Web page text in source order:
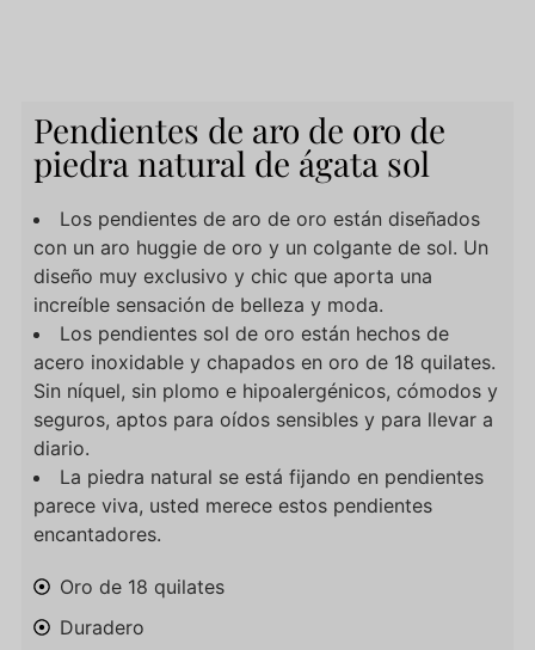
Pendientes de aro de oro de
piedra natural de ágata sol
Los pendientes de aro de oro están diseñados
con un aro huggie de oro y un colgante de sol. Un
diseño muy exclusivo y chic que aporta una
increíble sensación de belleza y moda.
Los pendientes sol de oro están hechos de
acero inoxidable y chapados en oro de 18 quilates.
Sin níquel, sin plomo e hipoalergénicos, cómodos y
seguros, aptos para oídos sensibles y para llevar a
diario.
La piedra natural se está fijando en pendientes
parece viva, usted merece estos pendientes
encantadores.
Oro de 18 quilates
Duradero